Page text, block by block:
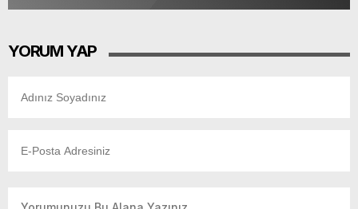
YORUM YAP